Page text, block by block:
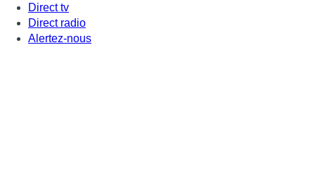
Direct tv
Direct radio
Alertez-nous